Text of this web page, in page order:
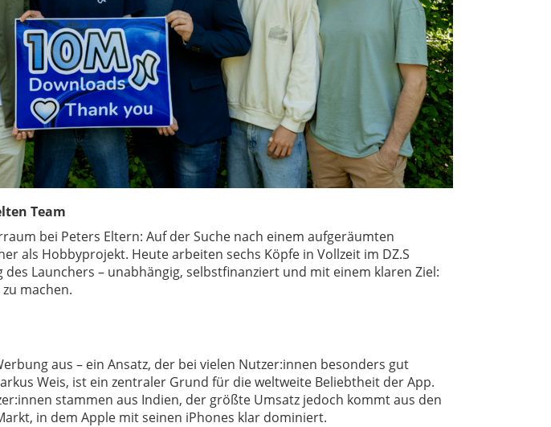
Team
bei Peters Eltern: Auf der Suche nach einem aufgeräumten
als Hobbyprojekt. Heute arbeiten sechs Köpfe in Vollzeit im DZ.S
Launchers – unabhängig, selbstfinanziert und mit einem klaren Ziel:
machen.
aus – ein Ansatz, der bei vielen Nutzer:innen besonders gut
Weis, ist ein zentraler Grund für die weltweite Beliebtheit der App.
stammen aus Indien, der größte Umsatz jedoch kommt aus den
in dem Apple mit seinen iPhones klar dominiert.